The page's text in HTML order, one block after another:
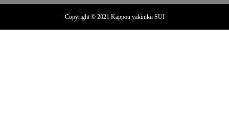
Copyright © 2021 Kappou yakiniku SUI